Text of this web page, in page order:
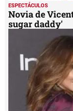
ESPECTÁCULOS
Novia de
sugar daddy'